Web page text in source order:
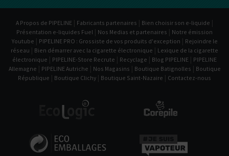
A Propos de PIPELINE | Fabricants partenaires | Bien choisir son e-liquide |
Présentation e-liquides Fuel | Nos Medias et partenaires | Notre émission
Youtube | PIPELINE PRO : Grossiste de vos produits d'exception | Rejoindre le
réseau | Bien démarrer avec la cigarette électronique | Lexique de la cigarette
électronique | PIPELINE-Store Recrute | Recyclage | Blog PIPELINE | PIPELINE
Allemagne | PIPELINE Autriche | Nos Magasins | Boutique Batignolles | Boutique
République | Boutique Clichy | Boutique Saint-Nazaire | Contactez-nous